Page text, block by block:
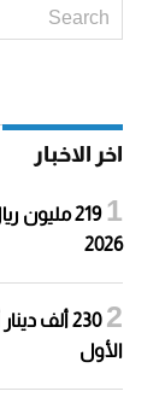
اخر الاخبار
219
2026
230 ألف
الأول